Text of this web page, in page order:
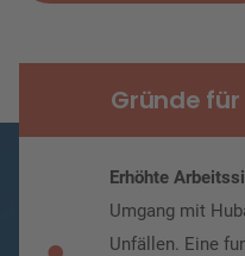
Gründe
Erhöhte
Umgang mit
Unfällen. Eine